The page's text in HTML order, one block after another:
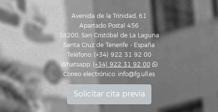
Avenida de la Trinidad, 61
Apartado Postal 456
38200, San Cristóbal de La Laguna
Santa Cruz de Tenerife - España
Teléfono: (+34) 922 31 92 00
Whatsapp: (+34) 922 31 92 00
Correo electrónico: info@fg.ull.es
Solicitar cita previa